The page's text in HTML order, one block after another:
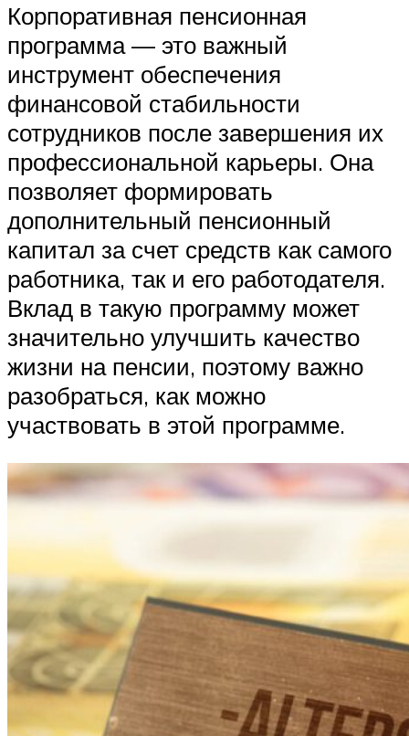
Корпоративная пенсионная
программа — это важный
инструмент обеспечения
финансовой стабильности
сотрудников после завершения их
профессиональной карьеры. Она
позволяет формировать
дополнительный пенсионный
капитал за счет средств как самого
работника, так и его работодателя.
Вклад в такую программу может
значительно улучшить качество
жизни на пенсии, поэтому важно
разобраться, как можно
участвовать в этой программе.